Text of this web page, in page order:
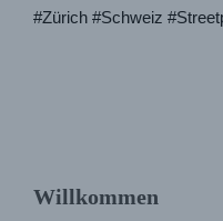
Willkommen
#Zürich #Schweiz